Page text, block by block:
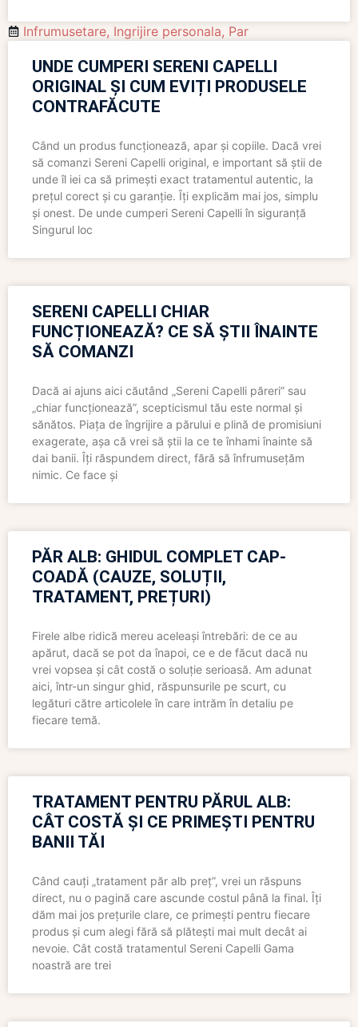
Infrumusetare, Ingrijire personala, Par
UNDE CUMPERI SERENI CAPELLI
ORIGINAL ȘI CUM EVIȚI PRODUSELE
CONTRAFĂCUTE
Când un produs funcționează, apar și copiile. Dacă vrei
să comanzi Sereni Capelli original, e important să știi de
unde îl iei ca să primești exact tratamentul autentic, la
prețul corect și cu garanție. Îți explicăm mai jos, simplu
și onest. De unde cumperi Sereni Capelli în siguranță
Singurul loc
SERENI CAPELLI CHIAR
FUNCȚIONEAZĂ? CE SĂ ȘTII ÎNAINTE
SĂ COMANZI
Dacă ai ajuns aici căutând „Sereni Capelli păreri” sau
„chiar funcționează”, scepticismul tău este normal și
sănătos. Piața de îngrijire a părului e plină de promisiuni
exagerate, așa că vrei să știi la ce te înhami înainte să
dai banii. Îți răspundem direct, fără să înfrumusețăm
nimic. Ce face și
PĂR ALB: GHIDUL COMPLET CAP-
COADĂ (CAUZE, SOLUȚII,
TRATAMENT, PREȚURI)
Firele albe ridică mereu aceleași întrebări: de ce au
apărut, dacă se pot da înapoi, ce e de făcut dacă nu
vrei vopsea și cât costă o soluție serioasă. Am adunat
aici, într-un singur ghid, răspunsurile pe scurt, cu
legături către articolele în care intrăm în detaliu pe
fiecare temă.
TRATAMENT PENTRU PĂRUL ALB:
CÂT COSTĂ ȘI CE PRIMEȘTI PENTRU
BANII TĂI
Când cauți „tratament păr alb preț”, vrei un răspuns
direct, nu o pagină care ascunde costul până la final. Îți
dăm mai jos prețurile clare, ce primești pentru fiecare
produs și cum alegi fără să plătești mai mult decât ai
nevoie. Cât costă tratamentul Sereni Capelli Gama
noastră are trei